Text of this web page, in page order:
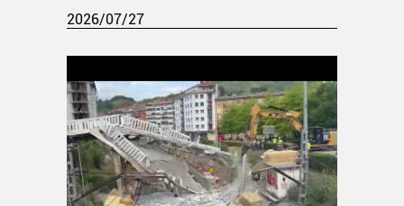
2026/07/27